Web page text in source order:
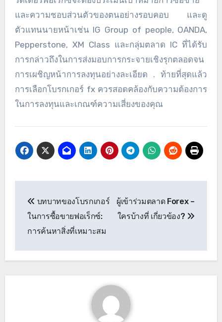
และความชอบส่วนตัวของตนอย่างรอบคอบ และดู
ตัวแทนนายหน้าเช่น IG Group of people, OANDA,
Pepperstone, XM Class และกลุ่มตลาด IC ที่ได้รับ
การกล่าวถึงในการส่งมอบการกระจายเชิงรุกตลอดจน
การเผชิญหน้าการลงทุนอย่างละเอียด . ท้ายที่สุดแล้ว
การเลือกโบรกเกอร์ fx ควรสอดคล้องกับความต้องการ
ในการลงทุนและเกณฑ์ความเสี่ยงของคุณ
navigation
บทบาทของโบรกเกอร์
ในการซื้อขายฟอเร็กซ์:
การค้นหาสิ่งที่เหมาะสม
ผู้เข้าร่วมตลาด Forex –
ใครบ้างที่ เกี่ยวข้อง?